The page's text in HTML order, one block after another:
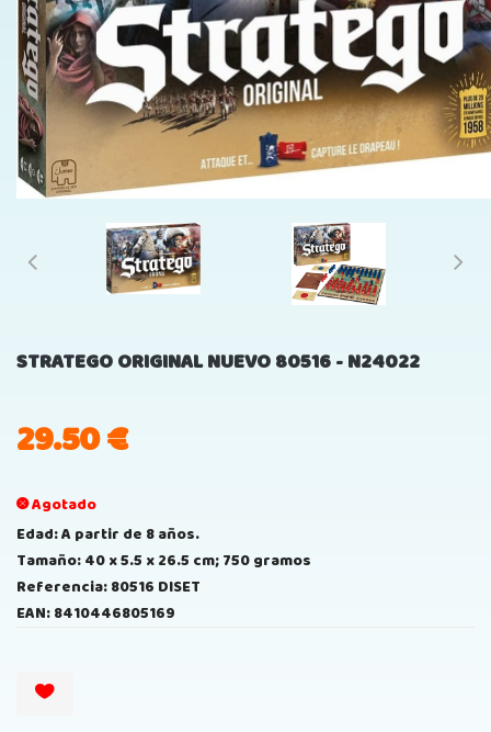
STRATEGO ORIGINAL NUEVO 80516 - N24022
29.50€
Agotado
Edad: A partir de 8 años.
Tamaño: 40 x 5.5 x 26.5 cm; 750 gramos
Referencia: 80516 DISET
EAN: 8410446805169